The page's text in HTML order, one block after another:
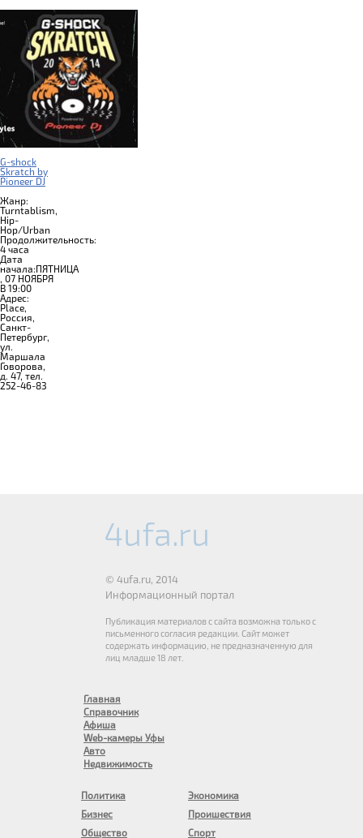
G-shock
Skratch by
Pioneer DJ
Жанр:
Turntablism,
Hip-
Hop/Urban
Продолжительность:
4 часа
Дата
начала:ПЯТНИЦА
, 07 НОЯБРЯ
В 19:00
Адрес:
Place,
Россия,
Санкт-
Петербург,
ул.
Маршала
Говорова,
д. 47, тел.
252-46-83
© 4ufa.ru, 2014
Информационный портал
Публикация материалов с сайта возможна только с
письменного согласия редакции. Сайт может
содержать информацию, не предназначенную для
лиц младше 18 лет.
Главная
Справочник
Афиша
Web-камеры Уфы
Авто
Недвижимость
Политика
Бизнес
Общество
Экономика
Проишествия
Спорт